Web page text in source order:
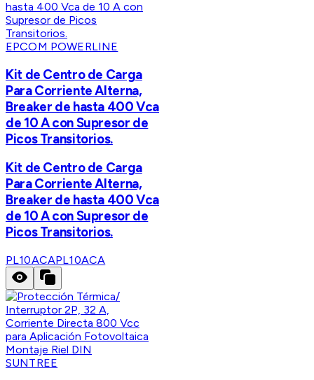
EPCOM POWERLINE
Kit de Centro de Carga
Para Corriente Alterna,
Breaker de hasta 400 Vca
de 10 A con Supresor de
Picos Transitorios.
Kit de Centro de Carga
Para Corriente Alterna,
Breaker de hasta 400 Vca
de 10 A con Supresor de
Picos Transitorios.
PL10ACAPL10ACA
SUNTREE